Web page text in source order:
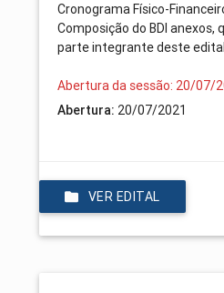
Cronograma Físico-
Composição do BDI anexos,
parte integrante deste
Abertura da sessão: 20/07/
Abertura: 20/07/2021
VER EDITAL